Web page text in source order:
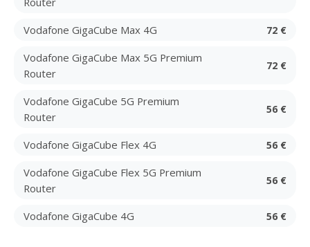
Vodafone GigaCube Max 4G 72 €
Vodafone GigaCube Max 5G Premium
Router
72 €
Vodafone GigaCube 5G Premium
Router
56 €
Vodafone GigaCube Flex 4G 56 €
Vodafone GigaCube Flex 5G Premium
Router
56 €
Vodafone GigaCube 4G 56 €